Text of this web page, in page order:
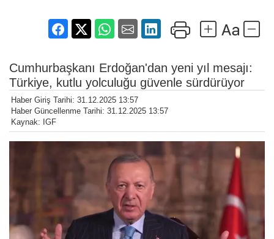
Cumhurbaşkanı Erdoğan'dan yeni yıl mesajı:
Türkiye, kutlu yolculuğu güvenle sürdürüyor
Haber Giriş Tarihi: 31.12.2025 13:57
Haber Güncellenme Tarihi: 31.12.2025 13:57
Kaynak: IGF